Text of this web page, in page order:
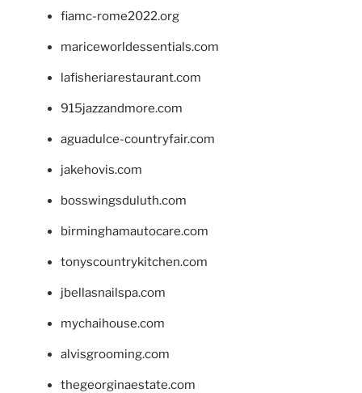
fiamc-rome2022.org
mariceworldessentials.com
lafisheriarestaurant.com
915jazzandmore.com
aguadulce-countryfair.com
jakehovis.com
bosswingsduluth.com
birminghamautocare.com
tonyscountrykitchen.com
jbellasnailspa.com
mychaihouse.com
alvisgrooming.com
thegeorginaestate.com